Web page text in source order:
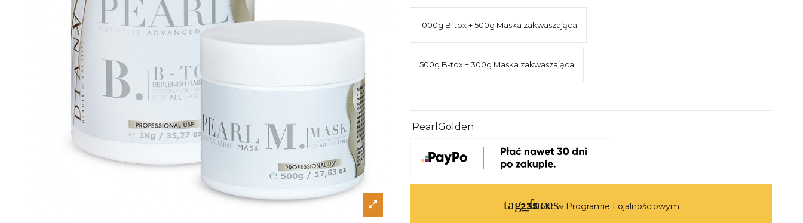
1000g B-tox + 500g Maska zakwaszająca
500g B-tox + 300g Maska zakwaszająca
PearlGolden
tag_faces
235pkt w Programie Lojalnościowym